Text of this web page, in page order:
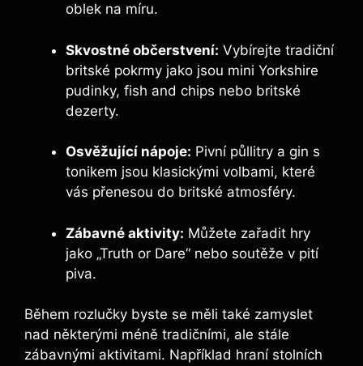
oblek na míru.
Skvostné občerstvení: Vybírejte tradiční
britské pokrmy jako jsou mini Yorkshire
pudinky, fish and chips nebo britské
dezerty.
Osvěžující nápoje: Pivní půllitry a gin s
tonikem jsou klasickými volbami, které
vás přenesou do britské atmosféry.
Zábavné aktivity: Můžete zařadit hry
jako „Truth or Dare“ nebo soutěže v pití
piva.
Během rozlučky byste se měli také zamyslet
nad některými méně tradičními, ale stále
zábavnými aktivitami. Například hraní stolních